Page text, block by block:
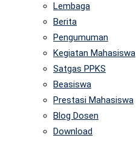
Lembaga
Berita
Pengumuman
Kegiatan Mahasiswa
Satgas PPKS
Beasiswa
Prestasi Mahasiswa
Blog Dosen
Download